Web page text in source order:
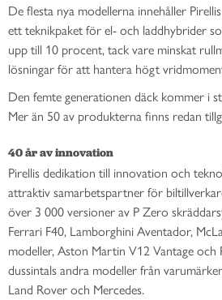
De flesta nya modellerna innehåller
ett teknikpaket för el- och laddhybrider
upp till 10 procent, tack vare minskat
lösningar för att hantera högt
Den femte generationen däck kommer i
Mer än 50 av produkterna finns redan
40 år av innovation
Pirellis dedikation till innovation och
attraktiv samarbetspartner för
över 3 000 versioner av P Zero
Ferrari F40, Lamborghini Aventador,
modeller, Aston Martin V12 Vantage och
dussintals andra modeller från
Land Rover och Mercedes.